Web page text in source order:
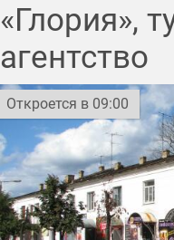
«Глория»,
агентство
Откроется в 09:00